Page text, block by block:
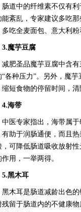
中的纤维素不仅有利
能紊乱，专家建议多吃
多吃全麦面包、意大利粉
芋豆腐
圣品魔芋豆腐中含有
“各种压力”。另外，魔
缩短食物的停留时间，
带
专家指出，海带属于
有助于润肠通便，而且
，可降低肠道吸收放射
用，一举两得。
木耳
耳是肠道减龄出色的
残留于肠道内的不健康